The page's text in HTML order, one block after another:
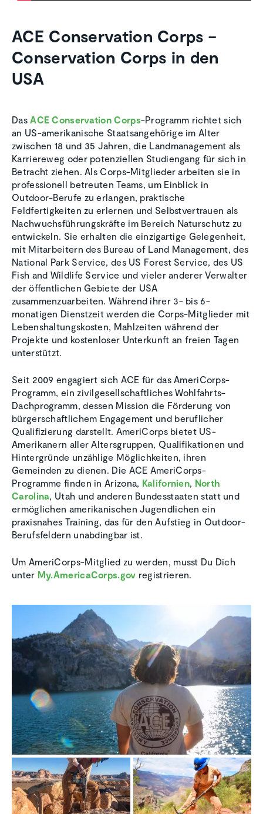
ACE Conservation Corps –
Conservation Corps in den
USA
Das ACE Conservation Corps-Programm richtet sich
an US-amerikanische Staatsangehörige im Alter
zwischen 18 und 35 Jahren, die Landmanagement als
Karriereweg oder potenziellen Studiengang für sich in
Betracht ziehen. Als Corps-Mitglieder arbeiten sie in
professionell betreuten Teams, um Einblick in
Outdoor-Berufe zu erlangen, praktische
Feldfertigkeiten zu erlernen und Selbstvertrauen als
Nachwuchsführungskräfte im Bereich Naturschutz zu
entwickeln. Sie erhalten die einzigartige Gelegenheit,
mit Mitarbeitern des Bureau of Land Management, des
National Park Service, des US Forest Service, des US
Fish and Wildlife Service und vieler anderer Verwalter
der öffentlichen Gebiete der USA
zusammenzuarbeiten. Während ihrer 3- bis 6-
monatigen Dienstzeit werden die Corps-Mitglieder mit
Lebenshaltungskosten, Mahlzeiten während der
Projekte und kostenloser Unterkunft an freien Tagen
unterstützt.
Seit 2009 engagiert sich ACE für das AmeriCorps-
Programm, ein zivilgesellschaftliches Wohlfahrts-
Dachprogramm, dessen Mission die Förderung von
bürgerschaftlichem Engagement und beruflicher
Qualifizierung darstellt. AmeriCorps bietet US-
Amerikanern aller Altersgruppen, Qualifikationen und
Hintergründe unzählige Möglichkeiten, ihren
Gemeinden zu dienen. Die ACE AmeriCorps-
Programme finden in Arizona, Kalifornien North
Carolina , Utah und anderen Bundesstaaten statt und
ermöglichen amerikanischen Jugendlichen ein
praxisnahes Training, das für den Aufstieg in Outdoor-
Berufsfeldern unabdingbar ist.
Um AmeriCorps-Mitglied zu werden, musst Du Dich
unter My.AmericaCorps.gov registrieren.